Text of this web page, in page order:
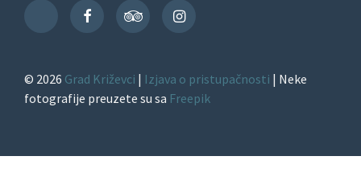
TikTok
FacebookTripAdvisorInstagram
© 2026 Grad Križevci | Izjava o pristupačnosti | Neke
fotografije preuzete su sa Freepik